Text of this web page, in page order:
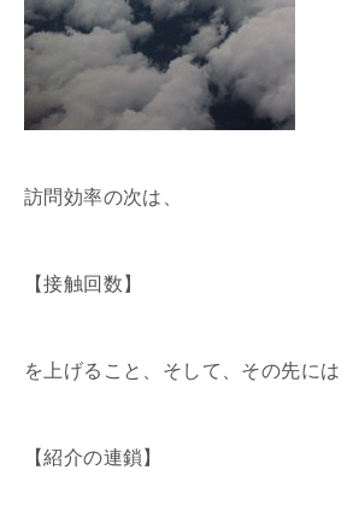
訪問効率の次は、
【接触回数】
を上げること、そして、その先には
【紹介の連鎖】